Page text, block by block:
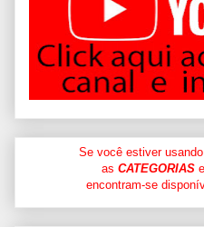
Se você estiver usando
as CATEGORIASe
encontram-se